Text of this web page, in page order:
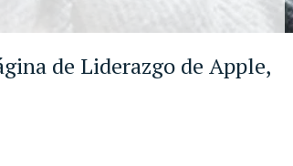
de Liderazgo de Apple,